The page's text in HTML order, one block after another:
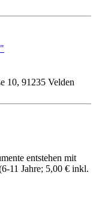
10, 91235 Velden
entstehen mit
11 Jahre; 5,00 € inkl.